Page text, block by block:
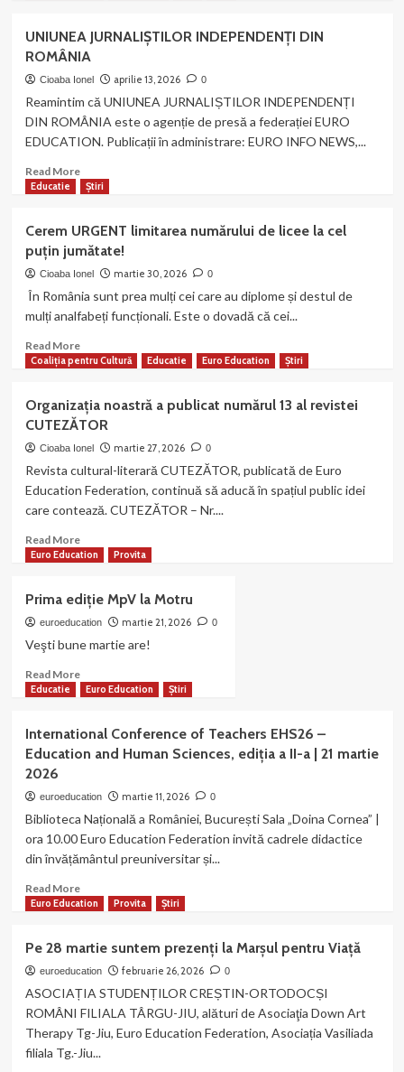
DE
PRESĂ:
Euro
Education
susține
inițiativa
dezbaterea
publică
la
reglementarea
jocurilor
de
în
Municipiul
Jiu
UNIUNEA JURNALIȘTILOR INDEPENDENȚI DIN
ROMÂNIA
Cioaba Ionel aprilie 13, 2026 0
Reamintim că UNIUNEA JURNALIȘTILOR INDEPENDENȚI
DIN ROMÂNIA este o agenție de presă a federației EURO
EDUCATION. Publicații în administrare: EURO INFO NEWS,...
Read MoreRead
more
JURNALIȘTILOR
INDEPENDENȚI
DIN
ROMÂNIA
Educatie Știri
Cerem URGENT limitarea numărului de licee la cel
puțin jumătate!
Cioaba Ionel martie 30, 2026 0
În România sunt prea mulți cei care au diplome și destul de
mulți analfabeți funcționali. Este o dovadă că cei...
Read MoreRead
more
URGENT
limitarea
numărului
de
la
cel
jumătate!
Coaliția pentru Cultură Educatie Euro Education Știri
Organizația noastră a publicat numărul 13 al revistei
CUTEZĂTOR
Cioaba Ionel martie 27, 2026 0
Revista cultural-literară CUTEZĂTOR, publicată de Euro
Education Federation, continuă să aducă în spațiul public idei
care contează. CUTEZĂTOR – Nr....
Read MoreRead
more
noastră
a
publicat
13
al
CUTEZĂTOR
Euro Education Provita
Prima ediţie MpV la Motru
euroeducation martie 21, 2026 0
Veşti bune martie are!
Read MoreRead
more
ediţie
MpV
Motru
Educatie Euro Education Știri
International Conference of Teachers EHS26 –
Education and Human Sciences, ediția a II-a | 21 martie
2026
euroeducation martie 11, 2026 0
Biblioteca Națională a României, București Sala „Doina Cornea” |
ora 10.00 Euro Education Federation invită cadrele didactice
din învățământul preuniversitar și...
Read MoreRead
more
Conference
of
Teachers
EHS26
Education
and
Euro Education Provita Știri
Pe 28 martie suntem prezenți la Marșul pentru Viață
euroeducation februarie 26, 2026 0
ASOCIAȚIA STUDENȚILOR CREȘTIN-ORTODOCȘI
ROMÂNI FILIALA TÂRGU-JIU, alături de Asociaţia Down Art
Therapy Tg-Jiu, Euro Education Federation, Asociația Vasiliada
filiala Tg.-Jiu...